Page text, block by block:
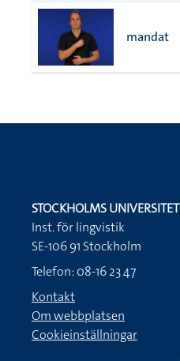
mandat
STOCKHOLMS UNIVERSITET
Inst. för lingvistik
SE-106 91 Stockholm
Telefon: 08-16 23 47
Kontakt
Om webbplatsen
Cookieinställningar